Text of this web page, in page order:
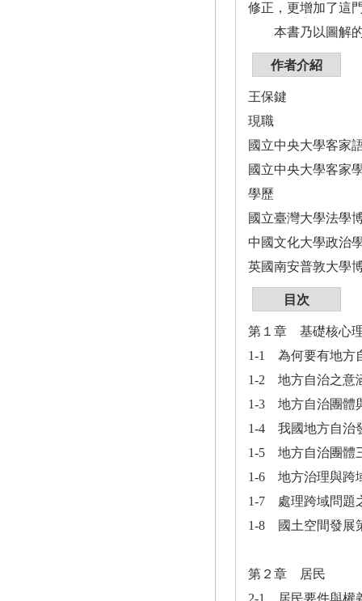
修正，更增加了這
本書乃以圖解的
作者介紹
王保鍵
現職
國立中央大學客家
國立中央大學客家
學歷
國立臺灣大學法學
中國文化大學政治
英國南安普敦大學
目次
第１章 基礎核心
1-1 為何要有地方
1-2 地方自治之意
1-3 地方自治團體
1-4 我國地方自治
1-5 地方自治團體
1-6 地方治理與跨
1-7 處理跨域問題
1-8 國土空間發展
第２章 居民
2-1 居民要件與權